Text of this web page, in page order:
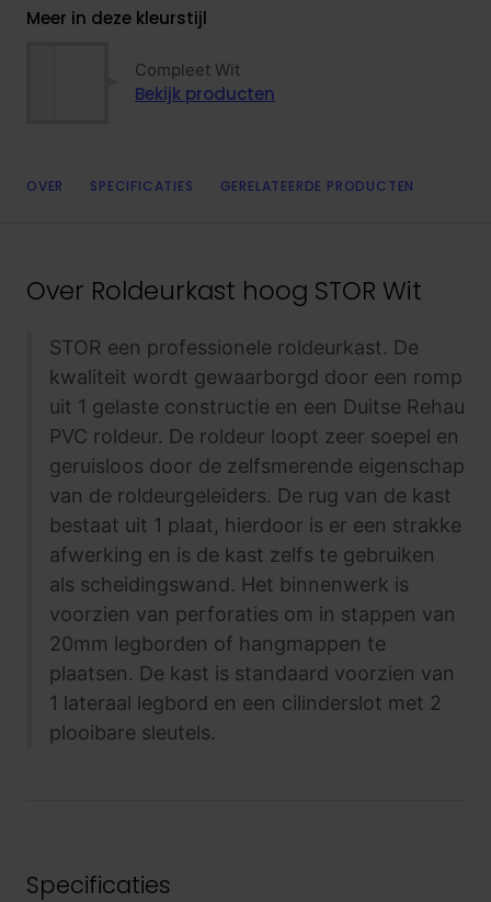
Meer in deze kleurstijl
Compleet Wit
Bekijk producten
OVER SPECIFICATIES GERELATEERDE PRODUCTEN
Over Roldeurkast hoog STOR Wit
STOR een professionele roldeurkast. De
kwaliteit wordt gewaarborgd door een romp
uit 1 gelaste constructie en een Duitse Rehau
PVC roldeur. De roldeur loopt zeer soepel en
geruisloos door de zelfsmerende eigenschap
van de roldeurgeleiders. De rug van de kast
bestaat uit 1 plaat, hierdoor is er een strakke
afwerking en is de kast zelfs te gebruiken
als scheidingswand. Het binnenwerk is
voorzien van perforaties om in stappen van
20mm legborden of hangmappen te
plaatsen. De kast is standaard voorzien van
1 lateraal legbord en een cilinderslot met 2
plooibare sleutels.
Specificaties